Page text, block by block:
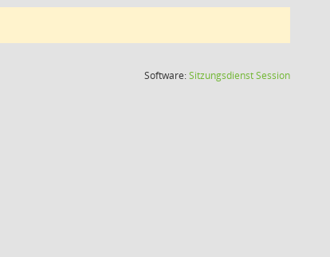
Software:SitzungsdienstSession(Wird in